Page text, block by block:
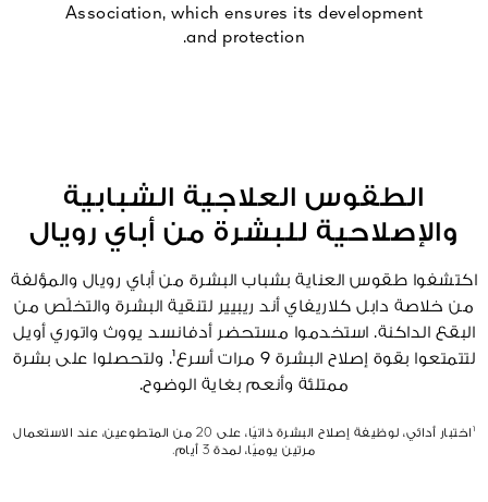
Association, which ensures its development
and protection.
الطقوس العلاجية الشبابية
والإصلاحية للبشرة من أباي رويال
اكتشفوا طقوس العناية بشباب البشرة من أباي رويال والمؤلفة
من خلاصة دابل كلاريفاي أند ريبيير لتنقية البشرة والتخلّص من
البقع الداكنة. استخدموا مستحضر أدفانسد يووث واتوري أويل
لتتمتعوا بقوة إصلاح البشرة 9 مرات أسرع¹. ولتحصلوا على بشرة
ممتلئة وأنعم بغاية الوضوح.
¹اختبار أدائي، لوظيفة إصلاح البشرة ذاتيًا، على 20 من المتطوعين، عند الاستعمال
مرتين يوميًا، لمدة 3 أيام.